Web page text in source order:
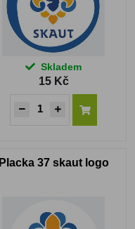
Skladem
15 Kč
Placka 37 skaut logo